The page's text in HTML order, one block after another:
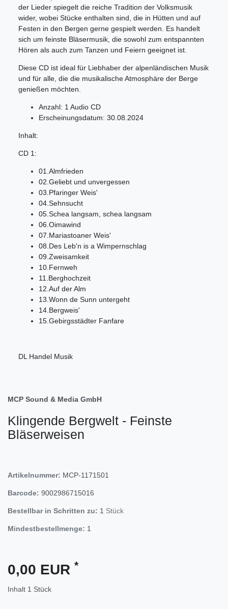
der Lieder spiegelt die reiche Tradition der Volksmusik
wider, wobei Stücke enthalten sind, die in Hütten und auf
Festen in den Bergen gerne gespielt werden. Es handelt
sich um feinste Bläsermusik, die sowohl zum entspannten
Hören als auch zum Tanzen und Feiern geeignet ist.
Diese CD ist ideal für Liebhaber der alpenländischen Musik
und für alle, die die musikalische Atmosphäre der Berge
genießen möchten.
Anzahl: 1 Audio CD
Erscheinungsdatum: 30.08.2024
Inhalt:
CD 1:
01.Almfrieden
02.Geliebt und unvergessen
03.Pfaringer Weis'
04.Sehnsucht
05.Schea langsam, schea langsam
06.Oimawind
07.Mariastoaner Weis'
08.Des Leb'n is a Wimpernschlag
09.Zweisamkeit
10.Fernweh
11.Berghochzeit
12.Auf der Alm
13.Wonn de Sunn untergeht
14.Bergweis'
15.Gebirgsstädter Fanfare
DL Handel Musik
MCP Sound & Media GmbH
Klingende Bergwelt - Feinste
Bläserweisen
Artikelnummer: MCP-1171501
Barcode: 9002986715016
Bestellbar in Schritten zu: 1 Stück
Mindestbestellmenge: 1
0,00 EUR *
Inhalt 1 Stück